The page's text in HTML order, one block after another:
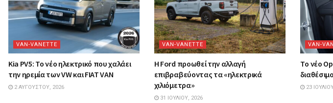
VAN-VANETTΕ
Kia PV5: Το νέο ηλεκτρικό που χαλάει
την ηρεμία των VW και FIAT VAN
2 ΑΥΓΟΎΣΤΟΥ, 2026
VAN-VANETTΕ
Η Ford προωθεί την αλλαγή
επιβραβεύοντας τα «ηλεκτρικά
χιλιόμετρα»
31 ΙΟΥΛΊΟΥ, 2026
VAN-
Tο νέο
23